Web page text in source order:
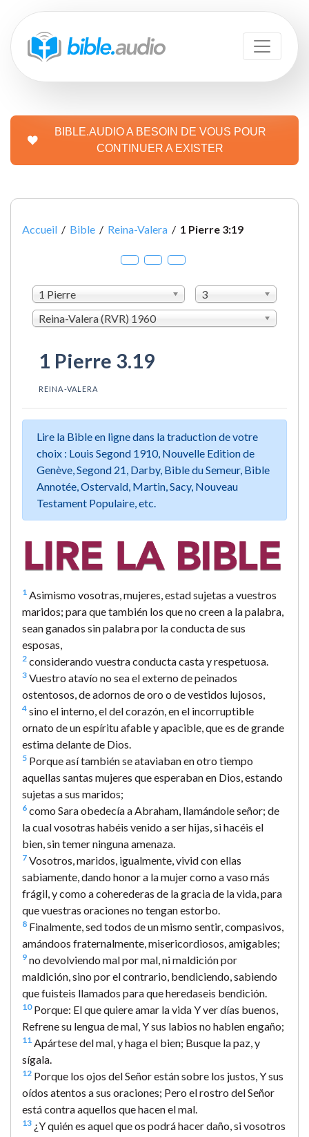
BIBLE.AUDIO A BESOIN DE VOUS POUR
CONTINUER A EXISTER
Accueil / Bible / Reina-Valera / 1 Pierre 3:19
1 Pierre
3
Reina-Valera (RVR) 1960
1 Pierre 3.19
REINA-VALERA
Lire la Bible en ligne dans la traduction de votre
choix : Louis Segond 1910, Nouvelle Edition de
Genève, Segond 21, Darby, Bible du Semeur, Bible
Annotée, Ostervald, Martin, Sacy, Nouveau
Testament Populaire, etc.
1 Asimismo vosotras, mujeres, estad sujetas a vuestros
maridos; para que también los que no creen a la palabra,
sean ganados sin palabra por la conducta de sus
esposas,
2 considerando vuestra conducta casta y respetuosa.
3 Vuestro atavío no sea el externo de peinados
ostentosos, de adornos de oro o de vestidos lujosos,
4 sino el interno, el del corazón, en el incorruptible
ornato de un espíritu afable y apacible, que es de grande
estima delante de Dios.
5 Porque así también se ataviaban en otro tiempo
aquellas santas mujeres que esperaban en Dios, estando
sujetas a sus maridos;
6 como Sara obedecía a Abraham, llamándole señor; de
la cual vosotras habéis venido a ser hijas, si hacéis el
bien, sin temer ninguna amenaza.
7 Vosotros, maridos, igualmente, vivid con ellas
sabiamente, dando honor a la mujer como a vaso más
frágil, y como a coherederas de la gracia de la vida, para
que vuestras oraciones no tengan estorbo.
8 Finalmente, sed todos de un mismo sentir, compasivos,
amándoos fraternalmente, misericordiosos, amigables;
9 no devolviendo mal por mal, ni maldición por
maldición, sino por el contrario, bendiciendo, sabiendo
que fuisteis llamados para que heredaseis bendición.
10Porque: El que quiere amar la vida Y ver días buenos,
Refrene su lengua de mal, Y sus labios no hablen engaño;
11 Apártese del mal, y haga el bien; Busque la paz, y
sígala.
12 Porque los ojos del Señor están sobre los justos, Y sus
oídos atentos a sus oraciones; Pero el rostro del Señor
está contra aquellos que hacen el mal.
13 ¿Y quién es aquel que os podrá hacer daño, si vosotros